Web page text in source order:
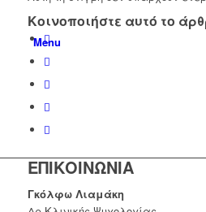
Menu
Κοινοποιήστε αυτό το
ΕΠΙΚΟΙΝΩΝΙΑ
Γκόλφω Λιαμάκη